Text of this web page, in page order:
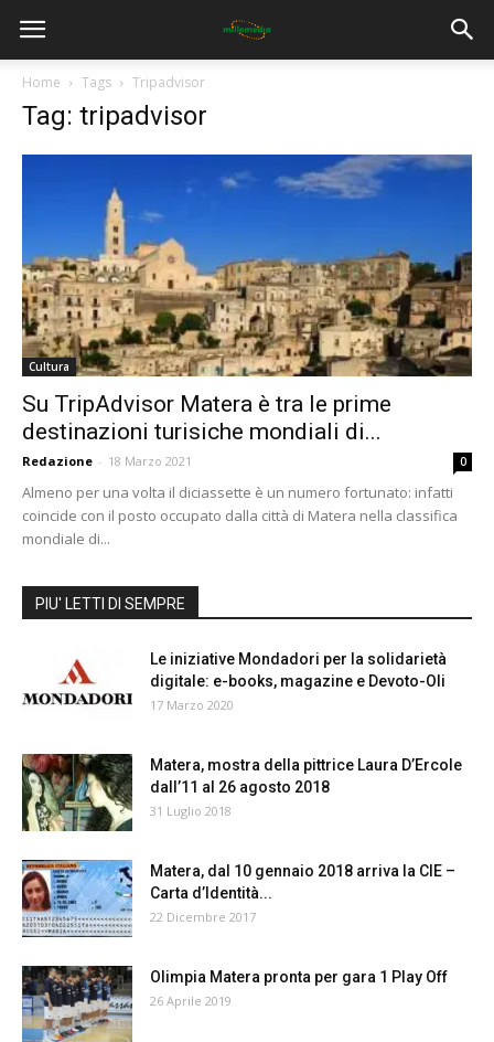
Home Tags Tripadvisor
Tag: tripadvisor
Cultura
Su TripAdvisor Matera è tra le prime
destinazioni turisiche mondiali di...
Redazione - 18 Marzo 2021 0
Almeno per una volta il diciassette è un numero fortunato: infatti
coincide con il posto occupato dalla città di Matera nella classifica
mondiale di...
PIU' LETTI DI SEMPRE
Le iniziative Mondadori per la solidarietà
digitale: e-books, magazine e Devoto-Oli
17 Marzo 2020
Matera, mostra della pittrice Laura D’Ercole
dall’11 al 26 agosto 2018
31 Luglio 2018
Matera, dal 10 gennaio 2018 arriva la CIE –
Carta d’Identità...
22 Dicembre 2017
Olimpia Matera pronta per gara 1 Play Off
26 Aprile 2019